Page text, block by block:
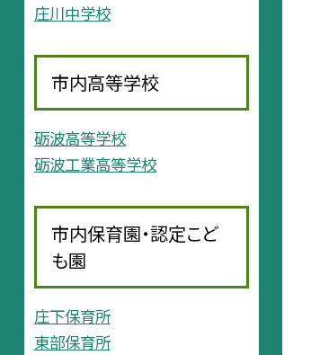
庄川中学校
市内高等学校
砺波高等学校
砺波工業高等学校
市内保育園・認定こど
も園
庄下保育所
東部保育所